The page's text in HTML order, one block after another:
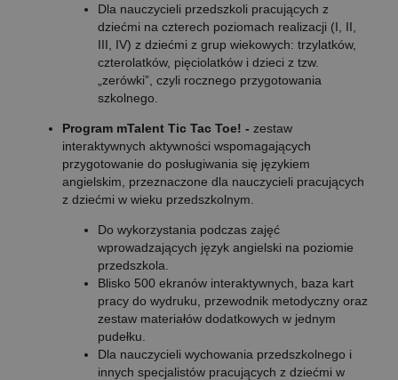
Dla nauczycieli przedszkoli pracujących z
dziećmi na czterech poziomach realizacji (I, II,
III, IV) z dziećmi z grup wiekowych: trzylatków,
czterolatków, pięciolatków i dzieci z tzw.
„zerówki”, czyli rocznego przygotowania
szkolnego.
Program mTalent Tic Tac Toe! - zestaw
interaktywnych aktywności wspomagających
przygotowanie do posługiwania się językiem
angielskim, przeznaczone dla nauczycieli pracujących
z dziećmi w wieku przedszkolnym.
Do wykorzystania podczas zajęć
wprowadzających język angielski na poziomie
przedszkola.
Blisko 500 ekranów interaktywnych, baza kart
pracy do wydruku, przewodnik metodyczny oraz
zestaw materiałów dodatkowych w jednym
pudełku.
Dla nauczycieli wychowania przedszkolnego i
innych specjalistów pracujących z dziećmi w